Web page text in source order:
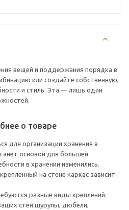
вещей и поддержания порядка в
или создайте собственную,
и стиль. Эта — лишь один
о товаре
для организации хранения в
основой для большей
в хранении изменились.
на стене каркас зависит
разные виды креплений.
стен шурупы, дюбели,